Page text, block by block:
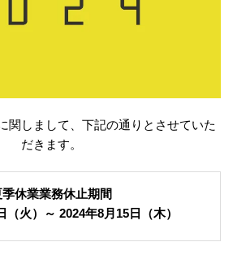
関しまして、下記の通りとさせていた
だきます。
季休業業務休止期間
（火）～ 2024年8月15日（木）